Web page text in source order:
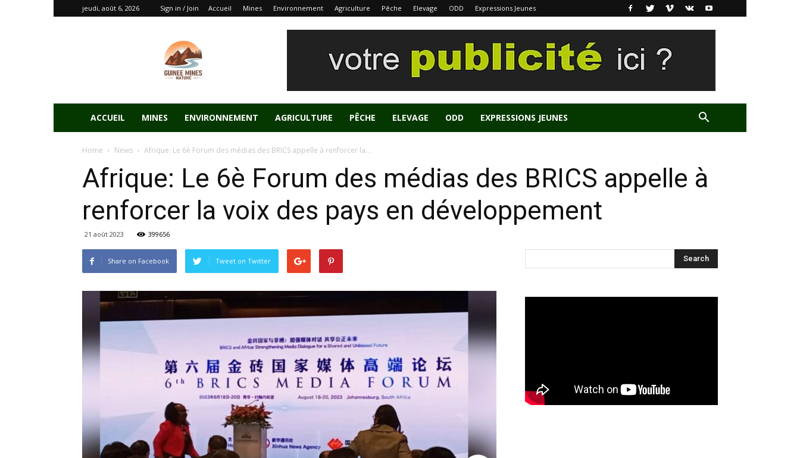
jeudi, août 6, 2026 Sign in / Join Accueil Mines Environnement Agriculture Pêche Elevage ODD Expressions Jeunes
ACCUEIL MINES ENVIRONNEMENT AGRICULTURE PÊCHE ELEVAGE ODD EXPRESSIONS JEUNES
Home News Afrique: Le 6è Forum des médias des BRICS appelle à renforcer la...
Afrique: Le 6è Forum des médias des BRICS appelle à
renforcer la voix des pays en développement
21 août 2023 399656
Share on Facebook Tweet on Twitter